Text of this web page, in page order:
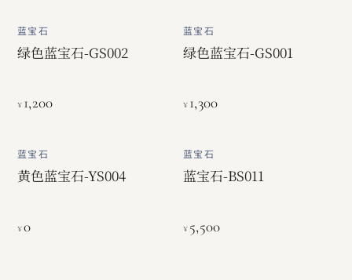
蓝宝石
绿色蓝宝石-GS002
¥1,200
蓝宝石
绿色蓝宝石-GS001
¥1,300
蓝宝石
黄色蓝宝石-YS004
¥0
蓝宝石
蓝宝石-BS011
¥5,500